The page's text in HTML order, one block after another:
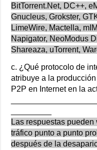
BitTorrent.Net, DC++,
Gnucleus, Grokster,
LimeWire, Mactella,
Napigator, NeoModus
Shareaza, uTorrent,
c. ¿Qué protocolo de
atribuye a la
P2P en Internet en la
Las respuestas pueden
tráfico punto a punto
después de la